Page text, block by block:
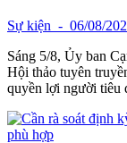
Sự kiện - 06/08/
Sáng 5/8, Ủy ban
Hội thảo tuyên
quyền lợi người tiêu